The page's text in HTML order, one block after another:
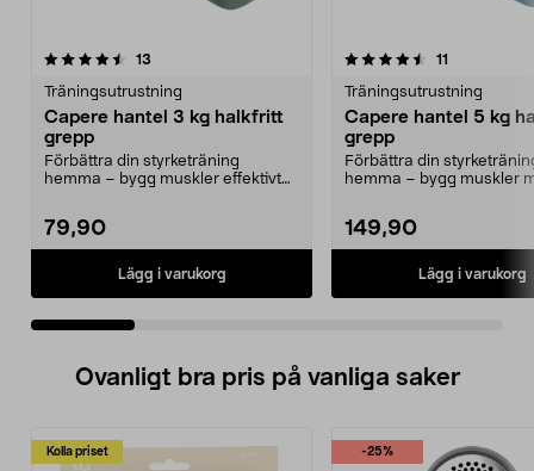
13
Träningsutrustning
Capere hantel 3 kg halkfritt
grepp
Förbättra din styrketräning
hemma – bygg muskler effektivt
79,90
Lägg i varukorg
4.5 av 5 stjärnor 11
Träningsutrustning
Capere hantel 5 kg
grepp
Förbättra din
hemma – bygg muskler
149,90
Lägg i varukorg
4.5 av 5 stjärnor
Ovanligt bra pris på vanliga saker
Kolla priset -25%